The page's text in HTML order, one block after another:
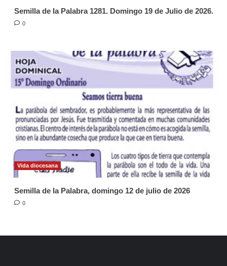
Semilla de la Palabra 1281. Domingo 19 de Julio de 2026.
0
Vida diocesana
Semilla de la Palabra, domingo 12 de julio de 2026
0